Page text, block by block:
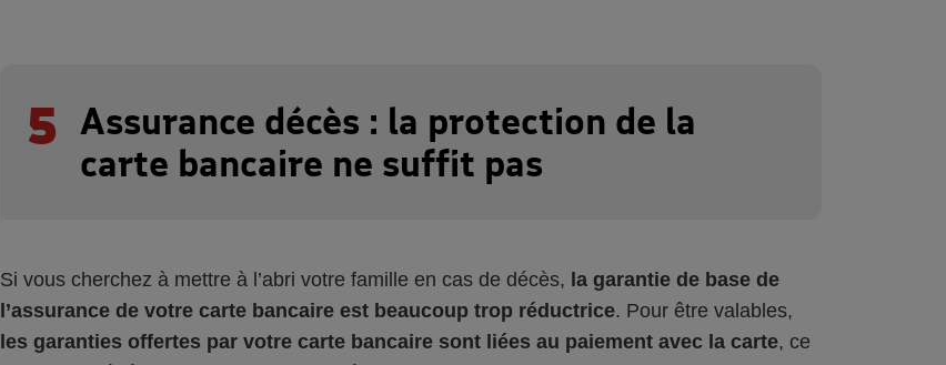
5
Assurance décès : la protection de la
carte bancaire ne suffit pas
Si vous cherchez à mettre à l’abri votre famille en cas de décès, la garantie de base de
l’assurance de votre carte bancaire est beaucoup trop réductrice. Pour être valables,
les garanties offertes par votre carte bancaire sont liées au paiement avec la carte, ce